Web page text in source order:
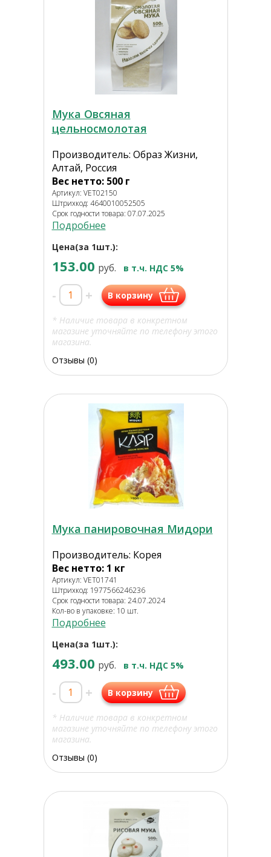
Мука Овсяная
цельносмолотая
Производитель: Образ Жизни,
Алтай, Россия
Вес нетто: 500 г
Артикул: VET02150
Штрихкод: 4640010052505
Срок годности товара: 07.07.2025
Подробнее
Цена(за 1шт.):
153.00 руб. в т.ч. НДС 5%
- + В корзину
* Наличие товара в конкретном
магазине уточняйте по телефону этого
магазина.
Отзывы (0)
Мука панировочная Мидори
Производитель: Корея
Вес нетто: 1 кг
Артикул: VET01741
Штрихкод: 1977566246236
Срок годности товара: 24.07.2024
Кол-во в упаковке: 10 шт.
Подробнее
Цена(за 1шт.):
493.00 руб. в т.ч. НДС 5%
- + В корзину
* Наличие товара в конкретном
магазине уточняйте по телефону этого
магазина.
Отзывы (0)